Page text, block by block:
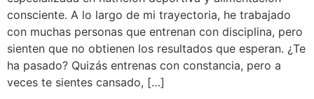
consciente. A lo largo de mi trayectoria, he trabajado
con muchas personas que entrenan con disciplina, pero
sienten que no obtienen los resultados que esperan. ¿Te
ha pasado? Quizás entrenas con constancia, pero a
veces te sientes cansado, […]